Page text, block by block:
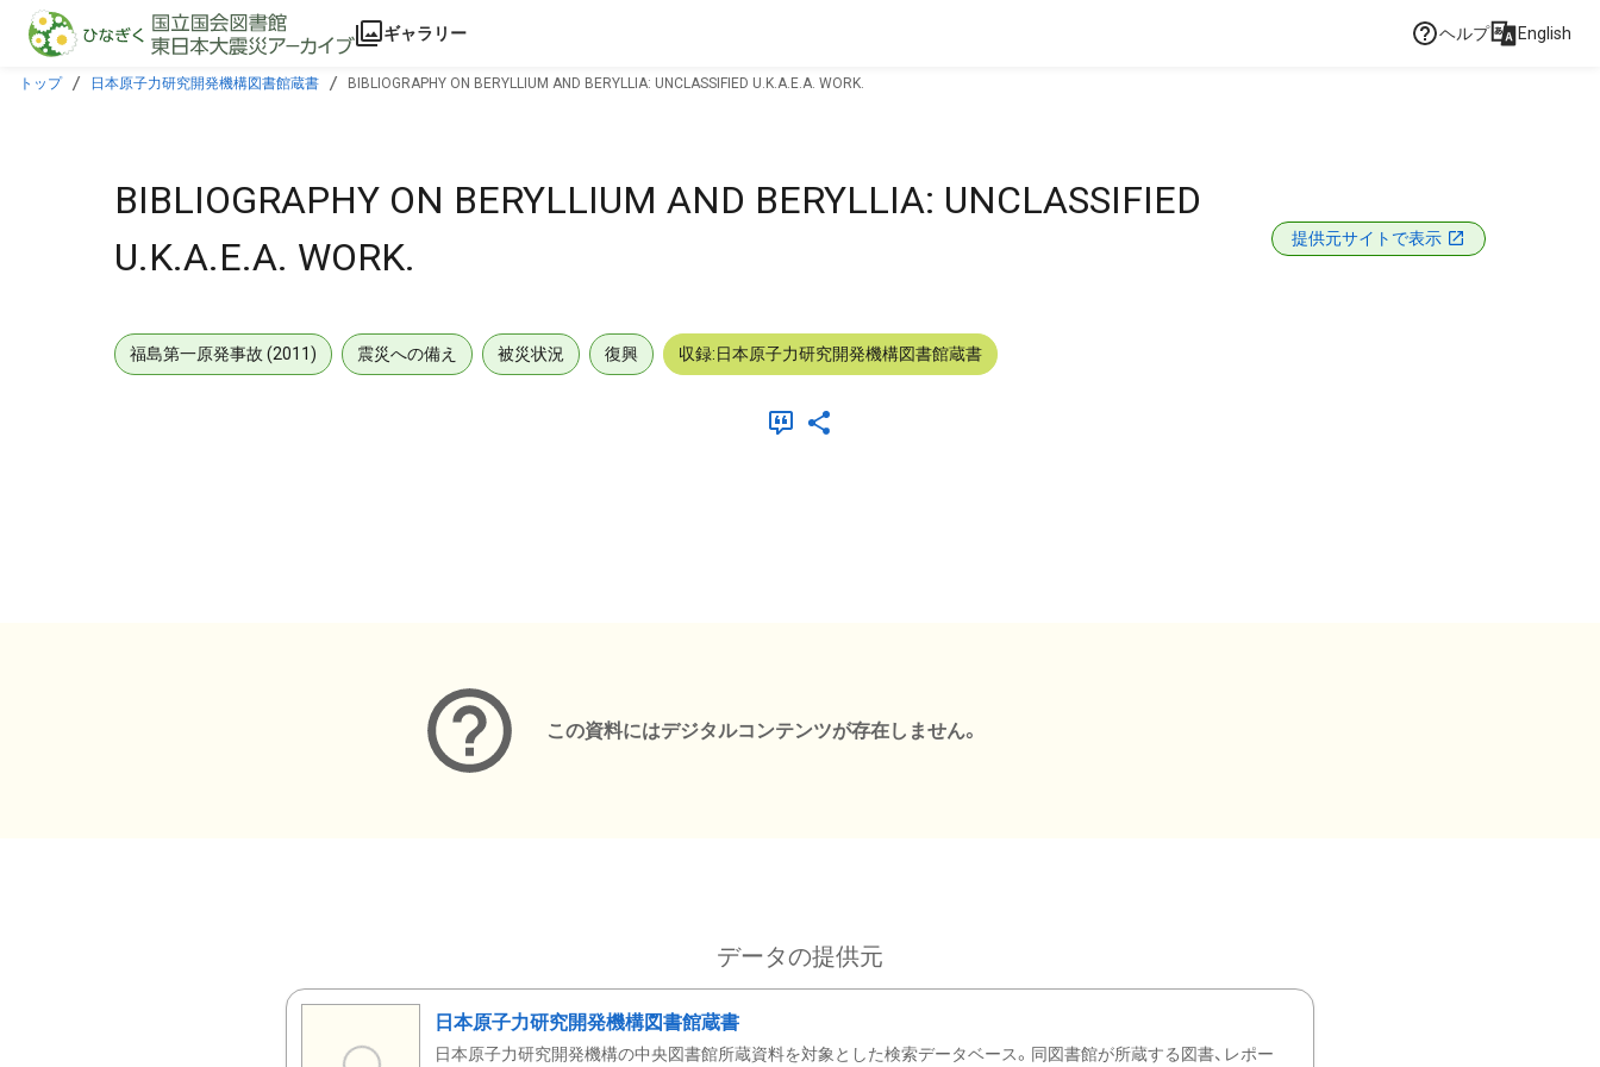
本文に飛ぶ
ギャラリー ヘルプ English
トップ 日本原子力研究開発機構図書館蔵書 BIBLIOGRAPHY ON BERYLLIUM AND BERYLLIA: UNCLASSIFIED U.K.A.E.A. WORK.
BIBLIOGRAPHY ON BERYLLIUM AND BERYLLIA: UNCLASSIFIED
U.K.A.E.A. WORK.
提供元サイトで表示
福島第一原発事故 (2011) 震災への備え 被災状況 復興 収録:日本原子力研究開発機構図書館蔵書
この資料にはデジタルコンテンツが存在しません。
データの提供元
日本原子力研究開発機構図書館蔵書
日本原子力研究開発機構の中央図書館所蔵資料を対象とした検索データベース。同図書館が所蔵する図書、レポー